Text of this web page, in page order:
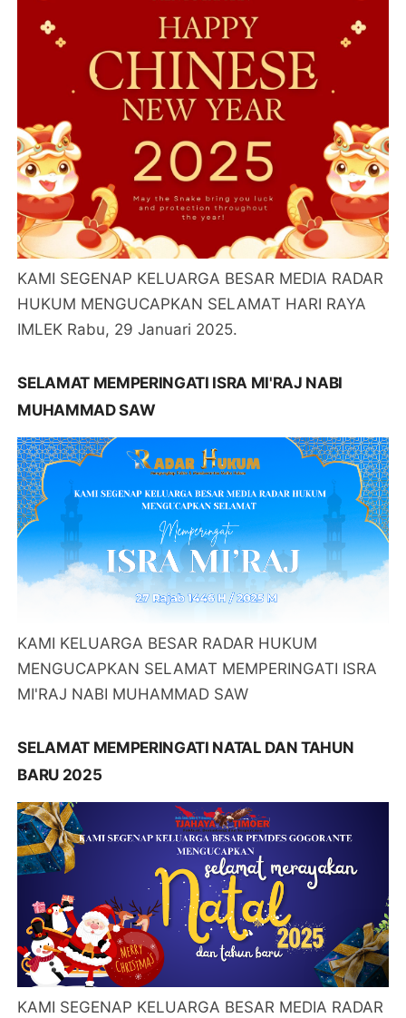
KAMI SEGENAP KELUARGA BESAR MEDIA RADAR
HUKUM MENGUCAPKAN SELAMAT HARI RAYA
IMLEK Rabu, 29 Januari 2025.
SELAMAT MEMPERINGATI ISRA MI'RAJ NABI
MUHAMMAD SAW
KAMI KELUARGA BESAR RADAR HUKUM
MENGUCAPKAN SELAMAT MEMPERINGATI ISRA
MI'RAJ NABI MUHAMMAD SAW
SELAMAT MEMPERINGATI NATAL DAN TAHUN
BARU 2025
KAMI SEGENAP KELUARGA BESAR MEDIA RADAR